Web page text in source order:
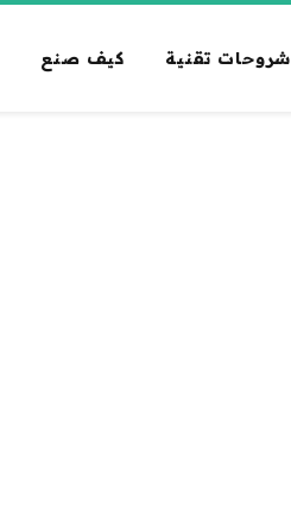
شروحات تقنية كيف صنع